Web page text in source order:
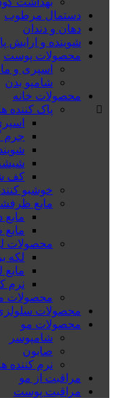
دستمال مرطوب
دهان و دندان
شوینده و ارایش
محصولات پوست
اسپری و
شامپو بدن
محصولات خانه
پاک کننده
جرم
کف
خوشبو
مایع
محصولات
لکه
مایع
نرم
محصولات
محصولات
محصولات مو
شامپوسر
صابون
نرم کننده
مراقبت از مو
مراقبت پوست